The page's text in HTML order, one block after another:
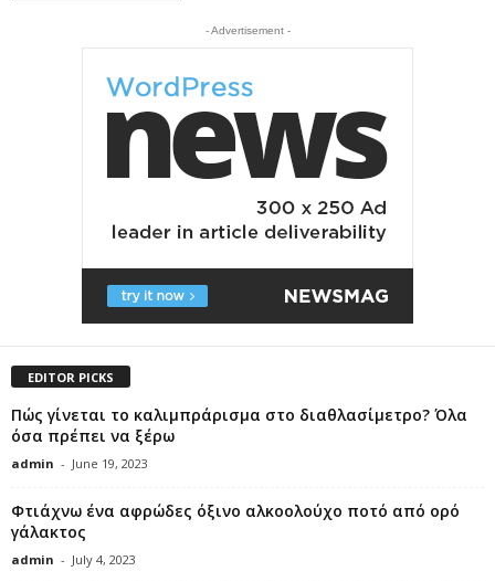
- Advertisement -
EDITOR PICKS
Πώς γίνεται το καλιμπράρισμα στο διαθλασίμετρο? Όλα
όσα πρέπει να ξέρω
admin - June 19, 2023
Φτιάχνω ένα αφρώδες όξινο αλκοολούχο ποτό από ορό
γάλακτος
admin - July 4, 2023